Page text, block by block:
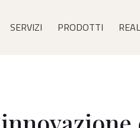
SERVIZI PRODOTTI